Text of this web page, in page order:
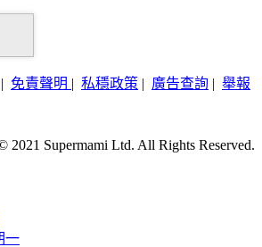
| 免責聲明 | 私穩政策 | 廣告查詢 | 舉報
2021 Supermami Ltd. All Rights Reserved.
一